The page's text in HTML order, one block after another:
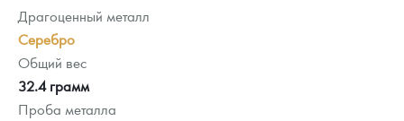
Драгоценный металл
Серебро
Общий вес
32.4 грамм
Проба металла